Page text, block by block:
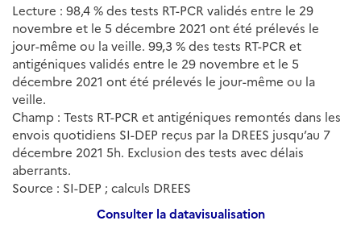
Lecture : 98,4 % des tests RT-PCR validés entre le 29
novembre et le 5 décembre 2021 ont été prélevés le
jour-même ou la veille. 99,3 % des tests RT-PCR et
antigéniques validés entre le 29 novembre et le 5
décembre 2021 ont été prélevés le jour-même ou la
veille.
Champ : Tests RT-PCR et antigéniques remontés dans les
envois quotidiens SI-DEP reçus par la DREES jusqu’au 7
décembre 2021 5h. Exclusion des tests avec délais
aberrants.
Source : SI-DEP ; calculs DREES
Consulter la datavisualisation